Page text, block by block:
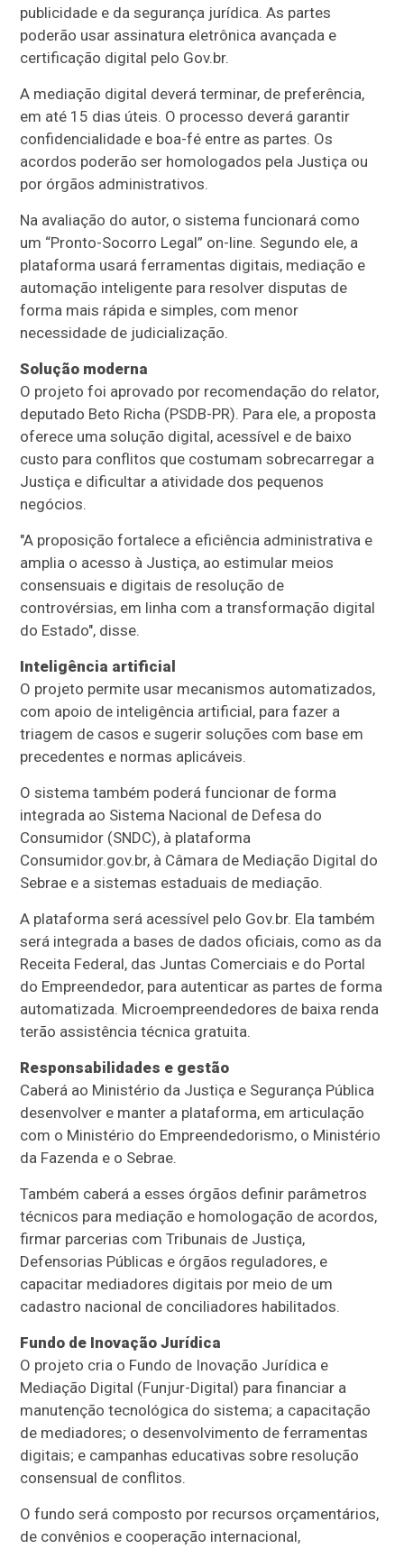
publicidade e da segurança jurídica. As partes
poderão usar assinatura eletrônica avançada e
certificação digital pelo Gov.br.
A mediação digital deverá terminar, de preferência,
em até 15 dias úteis. O processo deverá garantir
confidencialidade e boa-fé entre as partes. Os
acordos poderão ser homologados pela Justiça ou
por órgãos administrativos.
Na avaliação do autor, o sistema funcionará como
um “Pronto-Socorro Legal” on-line. Segundo ele, a
plataforma usará ferramentas digitais, mediação e
automação inteligente para resolver disputas de
forma mais rápida e simples, com menor
necessidade de judicialização.
Solução moderna
O projeto foi aprovado por recomendação do relator,
deputado Beto Richa (PSDB-PR). Para ele, a proposta
oferece uma solução digital, acessível e de baixo
custo para conflitos que costumam sobrecarregar a
Justiça e dificultar a atividade dos pequenos
negócios.
"A proposição fortalece a eficiência administrativa e
amplia o acesso à Justiça, ao estimular meios
consensuais e digitais de resolução de
controvérsias, em linha com a transformação digital
do Estado", disse.
Inteligência artificial
O projeto permite usar mecanismos automatizados,
com apoio de inteligência artificial, para fazer a
triagem de casos e sugerir soluções com base em
precedentes e normas aplicáveis.
O sistema também poderá funcionar de forma
integrada ao Sistema Nacional de Defesa do
Consumidor (SNDC), à plataforma
Consumidor.gov.br, à Câmara de Mediação Digital do
Sebrae e a sistemas estaduais de mediação.
A plataforma será acessível pelo Gov.br. Ela também
será integrada a bases de dados oficiais, como as da
Receita Federal, das Juntas Comerciais e do Portal
do Empreendedor, para autenticar as partes de forma
automatizada. Microempreendedores de baixa renda
terão assistência técnica gratuita.
Responsabilidades e gestão
Caberá ao Ministério da Justiça e Segurança Pública
desenvolver e manter a plataforma, em articulação
com o Ministério do Empreendedorismo, o Ministério
da Fazenda e o Sebrae.
Também caberá a esses órgãos definir parâmetros
técnicos para mediação e homologação de acordos,
firmar parcerias com Tribunais de Justiça,
Defensorias Públicas e órgãos reguladores, e
capacitar mediadores digitais por meio de um
cadastro nacional de conciliadores habilitados.
Fundo de Inovação Jurídica
O projeto cria o Fundo de Inovação Jurídica e
Mediação Digital (Funjur-Digital) para financiar a
manutenção tecnológica do sistema; a capacitação
de mediadores; o desenvolvimento de ferramentas
digitais; e campanhas educativas sobre resolução
consensual de conflitos.
O fundo será composto por recursos orçamentários,
de convênios e cooperação internacional,